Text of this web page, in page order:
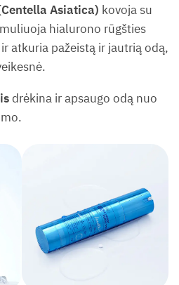
Asiatica) kovoja su
hialurono rūgšties
atkuria pažeistą ir jautrią odą,
drėkina ir apsaugo odą nuo